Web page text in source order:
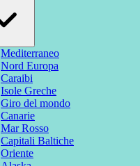
Mediterraneo
Nord Europa
Caraibi
Isole Greche
Giro del mondo
Canarie
Mar Rosso
Capitali Baltiche
Oriente